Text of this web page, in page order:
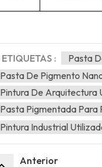
ETIQUETAS :
Pasta
Pasta De Pigmento
Pintura De Arquitectura
Pasta Pigmentada Para
Pintura Industrial
Anterior